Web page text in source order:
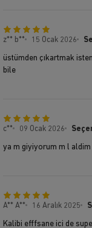
z** b** 15 Ocak 2026
üstümden çıkartmak
bile
c** 09 Ocak 2026
ya m giyiyorum m l
A** A** 16 Aralık 2025
Kalibi efffsane ici de